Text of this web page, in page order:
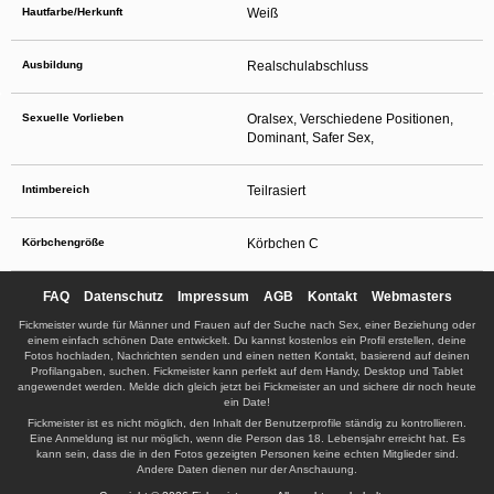
Hautfarbe/Herkunft Weiß
Ausbildung Realschulabschluss
Sexuelle Vorlieben
Oralsex, Verschiedene Positionen,
Dominant, Safer Sex,
Intimbereich Teilrasiert
Körbchengröße Körbchen C
FAQ Datenschutz Impressum AGB Kontakt Webmasters
Fickmeister wurde für Männer und Frauen auf der Suche nach Sex, einer Beziehung oder
einem einfach schönen Date entwickelt. Du kannst kostenlos ein Profil erstellen, deine
Fotos hochladen, Nachrichten senden und einen netten Kontakt, basierend auf deinen
Profilangaben, suchen. Fickmeister kann perfekt auf dem Handy, Desktop und Tablet
angewendet werden. Melde dich gleich jetzt bei Fickmeister an und sichere dir noch heute
ein Date!
Fickmeister ist es nicht möglich, den Inhalt der Benutzerprofile ständig zu kontrollieren.
Eine Anmeldung ist nur möglich, wenn die Person das 18. Lebensjahr erreicht hat. Es
kann sein, dass die in den Fotos gezeigten Personen keine echten Mitglieder sind.
Andere Daten dienen nur der Anschauung.